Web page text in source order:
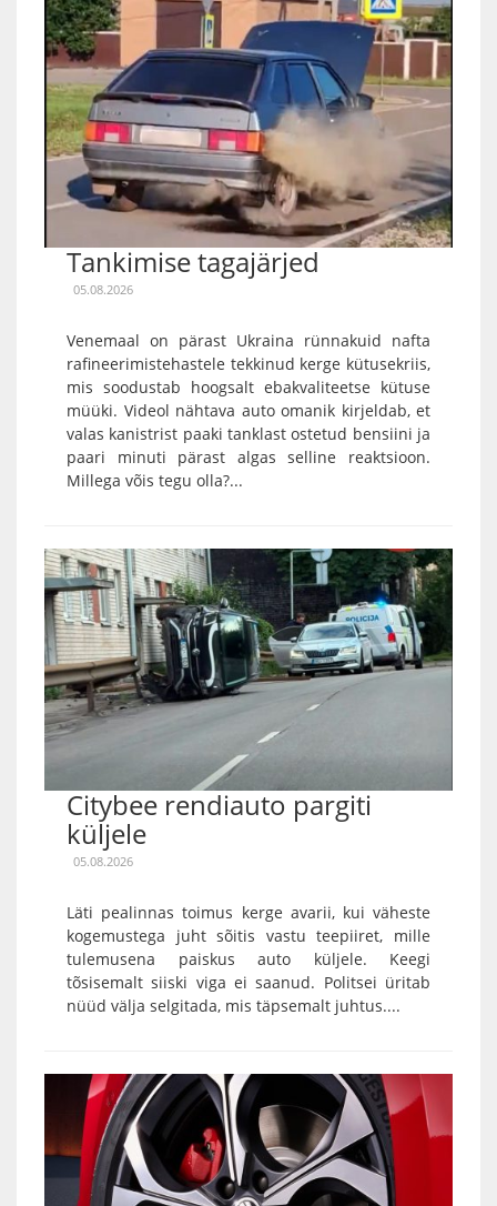
Tankimise tagajärjed
05.08.2026
Venemaal on pärast Ukraina rünnakuid nafta
rafineerimistehastele tekkinud kerge kütusekriis,
mis soodustab hoogsalt ebakvaliteetse kütuse
müüki. Videol nähtava auto omanik kirjeldab, et
valas kanistrist paaki tanklast ostetud bensiini ja
paari minuti pärast algas selline reaktsioon.
Millega võis tegu olla?...
Citybee rendiauto pargiti
küljele
05.08.2026
Läti pealinnas toimus kerge avarii, kui väheste
kogemustega juht sõitis vastu teepiiret, mille
tulemusena paiskus auto küljele. Keegi
tõsisemalt siiski viga ei saanud. Politsei üritab
nüüd välja selgitada, mis täpsemalt juhtus....